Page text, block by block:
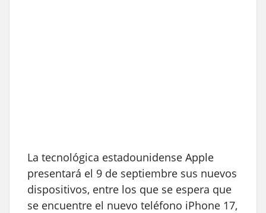
La tecnológica estadounidense Apple
presentará el 9 de septiembre sus nuevos
dispositivos, entre los que se espera que
se encuentre el nuevo teléfono iPhone 17,